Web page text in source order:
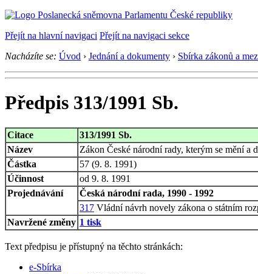
Přejít na hlavní navigaci Přejít na navigaci sekce
Nacházíte se: Úvod › Jednání a dokumenty › Sbírka zákonů a
Předpis 313/1991 Sb.
Citace
313/1991 Sb.
Název
Zákon České národní rady, kterým se mění a
Částka
57 (9. 8. 1991)
Účinnost
od 9. 8. 1991
Projednávání
Česká národní rada, 1990 - 1992
317 Vládní návrh novely zákona o státním
Navržené změny 1 tisk
Text předpisu je přístupný na těchto stránkách:
e-Sbírka